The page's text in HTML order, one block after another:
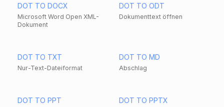
DOT TO DOCX
Microsoft Word Open XML-
Dokument
DOT TO ODT
Dokumenttext öffnen
DOT TO TXT
Nur-Text-Dateiformat
DOT TO MD
Abschlag
DOT TO PPT DOT TO PPTX